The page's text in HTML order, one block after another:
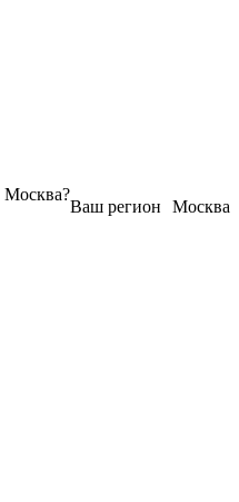
Москва
Ваш регион
Москва?